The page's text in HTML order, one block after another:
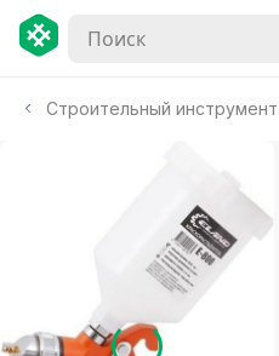
Строительный инструмент